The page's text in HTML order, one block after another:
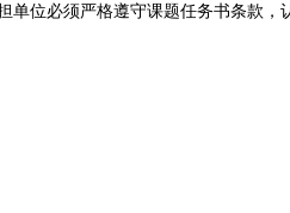
位必须严格遵守课题任务书条款，